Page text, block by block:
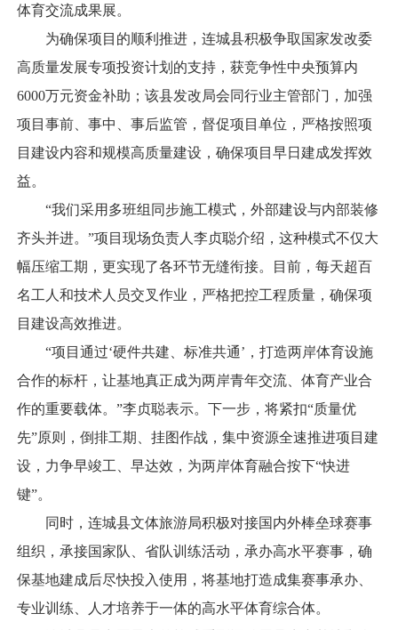
体育交流成果展。
为确保项目的顺利推进，连城县积极争取国家发改委
高质量发展专项投资计划的支持，获竞争性中央预算内
6000万元资金补助；该县发改局会同行业主管部门，加强
项目事前、事中、事后监管，督促项目单位，严格按照项
目建设内容和规模高质量建设，确保项目早日建成发挥效
益。
“我们采用多班组同步施工模式，外部建设与内部装修
齐头并进。”项目现场负责人李贞聪介绍，这种模式不仅大
幅压缩工期，更实现了各环节无缝衔接。目前，每天超百
名工人和技术人员交叉作业，严格把控工程质量，确保项
目建设高效推进。
“项目通过‘硬件共建、标准共通’，打造两岸体育设施
合作的标杆，让基地真正成为两岸青年交流、体育产业合
作的重要载体。”李贞聪表示。下一步，将紧扣“质量优
先”原则，倒排工期、挂图作战，集中资源全速推进项目建
设，力争早竣工、早达效，为两岸体育融合按下“快进
键”。
同时，连城县文体旅游局积极对接国内外棒垒球赛事
组织，承接国家队、省队训练活动，承办高水平赛事，确
保基地建成后尽快投入使用，将基地打造成集赛事承办、
专业训练、人才培养于一体的高水平体育综合体。